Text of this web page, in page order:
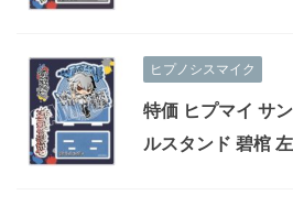
ヒプノシスマイク
特価 ヒプマイ サ
ルスタンド 碧棺